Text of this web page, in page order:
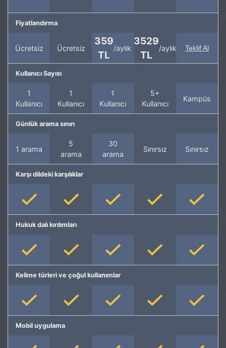
Fiyatlandırma
Ücretsiz Ücretsiz
359
TL
/aylık
3529
TL
/aylık Teklif Al
Kullanıcı Sayısı
1
Kullanıcı
1
Kullanıcı
1
Kullanıcı
5+
Kullanıcı
Kampüs
Günlük arama sınırı
1 arama
5
arama
30
arama
Sınırsız Sınırsız
Karşı dildeki karşılıklar
Hukuk dalı kırılımları
Kelime türleri ve çoğul kullanımlar
Mobil uygulama